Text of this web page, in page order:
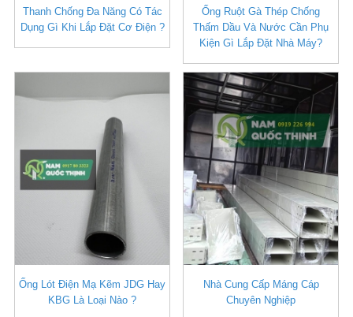
Thanh Chống Đa Năng Có Tác
Dụng Gì Khi Lắp Đặt Cơ Điện ?
Ống Ruột Gà Thép Chống
Thấm Dầu Và Nước Cần Phụ
Kiện Gì Lắp Đặt Nhà Máy?
Ống Lót Điện Mạ Kẽm JDG Hay
KBG Là Loại Nào ?
Nhà Cung Cấp Máng Cáp
Chuyên Nghiệp